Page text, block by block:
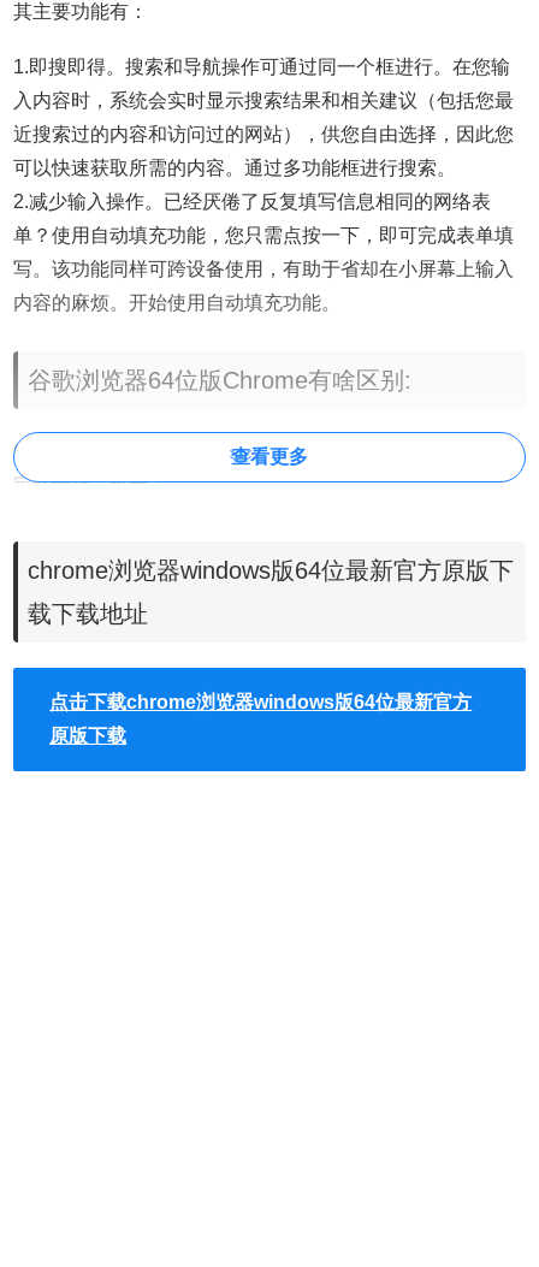
其主要功能有：
1.即搜即得。搜索和导航操作可通过同一个框进行。在您输
入内容时，系统会实时显示搜索结果和相关建议（包括您最
近搜索过的内容和访问过的网站），供您自由选择，因此您
可以快速获取所需的内容。通过多功能框进行搜索。
2.减少输入操作。已经厌倦了反复填写信息相同的网络表
单？使用自动填充功能，您只需点按一下，即可完成表单填
写。该功能同样可跨设备使用，有助于省却在小屏幕上输入
内容的麻烦。开始使用自动填充功能。
谷歌浏览器64位版Chrome有啥区别:
Chrome能更好地利用当今的硬件，并且对速度、安全性、稳
定性进行了改善！
现代的指令集、更快的调用协议，从而实现了速度大提升，
尤其是在图形和多媒体内容方面，性能提升25%。
2.安全性：Chrome能够利用最新的OS功能，例如Windows
查看更多
chrome浏览器windows版64位最新官方原版下
载下载地址
点击下载chrome浏览器windows版64位最新官方
原版下载